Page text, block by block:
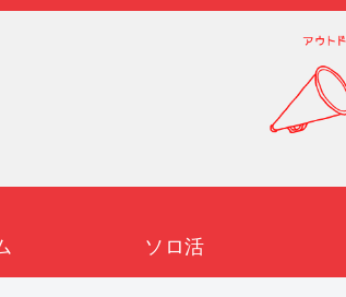
ソロ活